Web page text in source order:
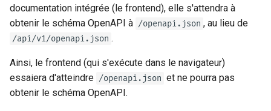
documentation intégrée (le frontend), elle s'attendra à
obtenir le schéma OpenAPI à /openapi.json , au lieu de
/api/v1/openapi.json .
Ainsi, le frontend (qui s'exécute dans le navigateur)
essaiera d'atteindre /openapi.json et ne pourra pas
obtenir le schéma OpenAPI.